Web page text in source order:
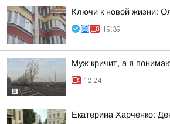
Ключи к новой жизни:
19:39
Муж кричит, а я
12:24
Екатерина Харченко: